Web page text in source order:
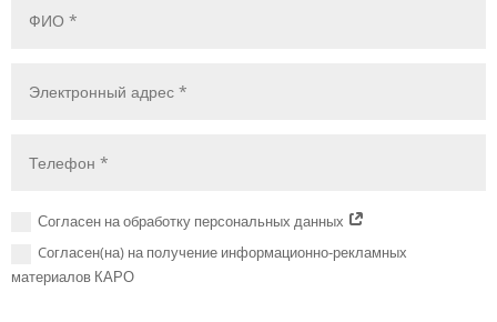
Согласен на обработку персональных данных
Cогласен(на) на получение информационно-рекламных
материалов КАРО